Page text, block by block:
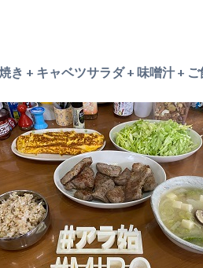
き + キャベツサラダ + 味噌汁 + ご